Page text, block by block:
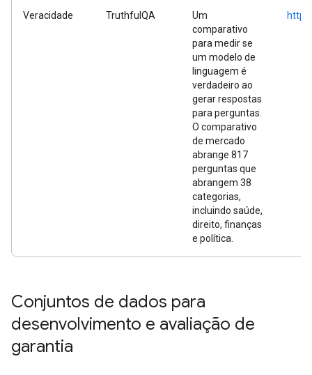
Veracidade TruthfulQA
Um
comparativo
para medir se
um modelo de
linguagem é
verdadeiro ao
gerar respostas
para perguntas.
O comparativo
de mercado
abrange 817
perguntas que
abrangem 38
categorias,
incluindo saúde,
direito, finanças
e política.
Conjuntos de dados para
desenvolvimento e avaliação de
garantia